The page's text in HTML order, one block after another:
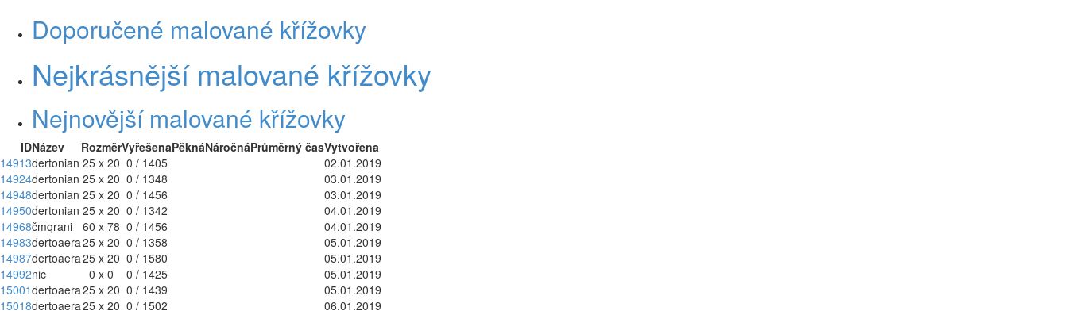
Doporučené malované křížovky
Nejkrásnější malované křížovky
Nejnovější malované křížovky
IDNázev RozměrVyřešenaPěknáNáročnáPrůměrný časVytvořena
14913dertonian 25 x 20 0 / 1405
02.01.2019
14924dertonian 25 x 20 0 / 1348
03.01.2019
14948dertonian 25 x 20 0 / 1456
03.01.2019
14950dertonian 25 x 20 0 / 1342
04.01.2019
14968čmqrani 60 x 78 0 / 1456
04.01.2019
14983dertoaera25 x 20 0 / 1358
05.01.2019
14987dertoaera25 x 20 0 / 1580
05.01.2019
14992nic 0 x 0 0 / 1425
05.01.2019
15001dertoaera25 x 20 0 / 1439
05.01.2019
15018dertoaera25 x 20 0 / 1502 06.01.2019